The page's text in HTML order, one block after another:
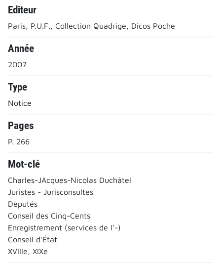
Editeur
Paris, P.U.F., Collection Quadrige, Dicos Poche
Année
2007
Type
Notice
Pages
P. 266
Mot-clé
Charles-JAcques-Nicolas Duchâtel
Juristes - Jurisconsultes
Députés
Conseil des Cinq-Cents
Enregistrement (services de l'-)
Conseil d'État
XVIIIe, XIXe